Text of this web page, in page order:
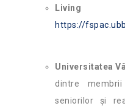
https://
Universitatea
dintre
seniorilor și